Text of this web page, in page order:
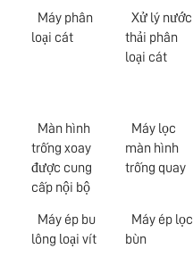
Máy phân
loại cát
Xử lý nước
thải phân
loại cát
Màn hình
trống xoay
được cung
cấp nội bộ
Máy lọc
màn hình
trống quay
Máy ép bu
lông loại vít
Máy ép lọc
bùn